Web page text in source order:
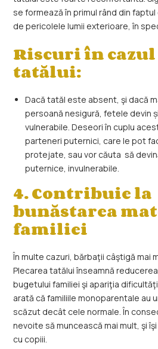
se formează în primul rând din
de pericolele lumii exterioare, în
Riscuri în
tatălui:
Dacă tatăl este absent, şi dacă
persoană nesigură, fetele devin
vulnerabile. Deseori în cuplu
parteneri puternici, care le pot
protejate, sau vor căuta să
puternice, invulnerabile.
4. Contribuie la
bunăstarea
familiei
În multe cazuri, bărbaţii câştigă mai
Plecarea tatălui înseamnă
bugetului familiei şi apariţia
arată că familiile monoparentale au
scăzut decât cele normale. În
nevoite să muncească mai mult, şi
cu copiii.